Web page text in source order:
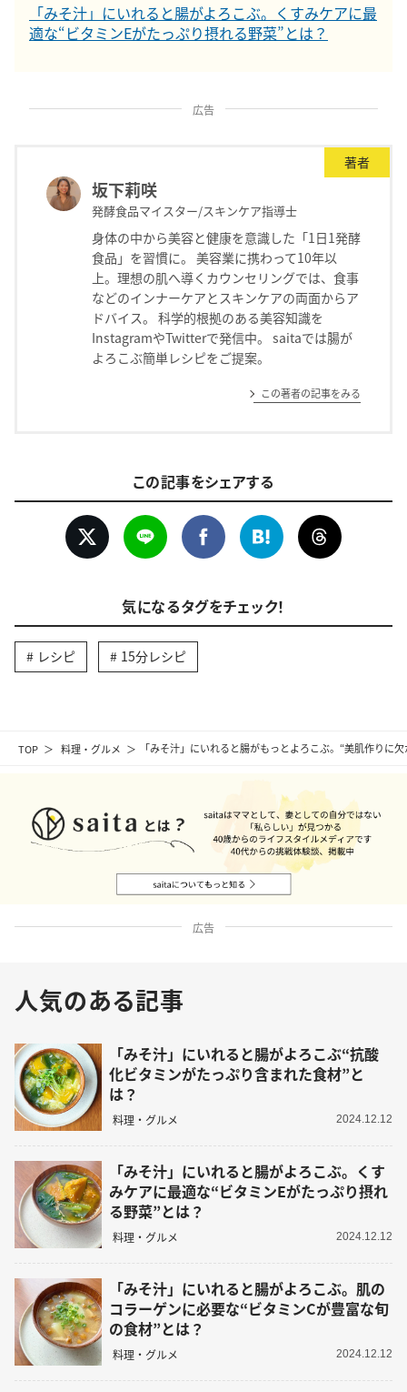
TOP 料理・グルメ 「みそ汁」にいれると腸がもっとよろこぶ。“美肌作りに
「みそ汁」にいれると腸がよろこぶ。くすみケアに最
適な“ビタミンEがたっぷり摂れる野菜”とは？
広告
著者
坂下莉咲
発酵食品マイスター/スキンケア指導士
身体の中から美容と健康を意識した「1日1発酵
食品」を習慣に。 美容業に携わって10年以
上。理想の肌へ導くカウンセリングでは、食事
などのインナーケアとスキンケアの両面からア
ドバイス。 科学的根拠のある美容知識を
InstagramやTwitterで発信中。 saitaでは腸が
よろこぶ簡単レシピをご提案。
この著者の記事をみる
この記事をシェアする
気になるタグをチェック！
レシピ 15分レシピ
広告
人気のある記事
「みそ汁」にいれると腸がよろこぶ“抗酸
化ビタミンがたっぷり含まれた食材”と
は？
料理・グルメ 2024.12.12
「みそ汁」にいれると腸がよろこぶ。くす
みケアに最適な“ビタミンEがたっぷり摂れ
る野菜”とは？
料理・グルメ 2024.12.12
「みそ汁」にいれると腸がよろこぶ。肌の
コラーゲンに必要な“ビタミンCが豊富な旬
の食材”とは？
料理・グルメ 2024.12.12